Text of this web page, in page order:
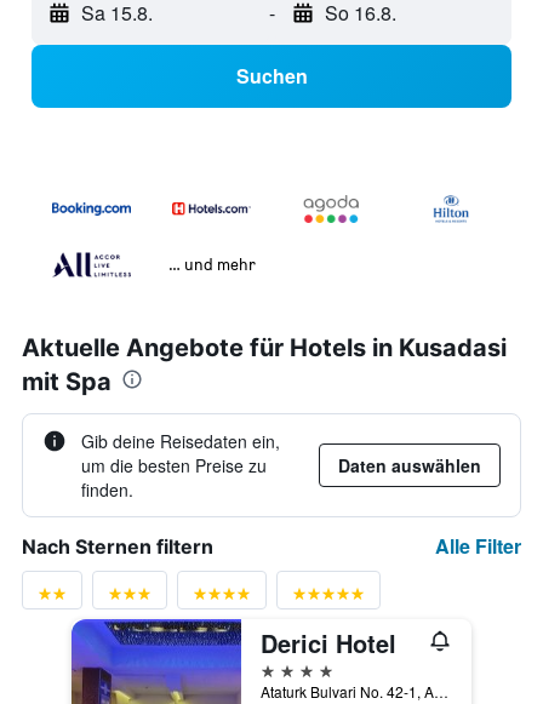
Sa 15.8. - So 16.8.
Suchen
… und mehr
Aktuelle Angebote für Hotels in Kusadasi
mit Spa
Gib deine Reisedaten ein,
um die besten Preise zu
finden.
Daten auswählen
Nach Sternen filtern Alle Filter
Derici Hotel
4 Sterne
Ataturk Bulvari No. 42-1, Aydin, Kusadasi, Türkei